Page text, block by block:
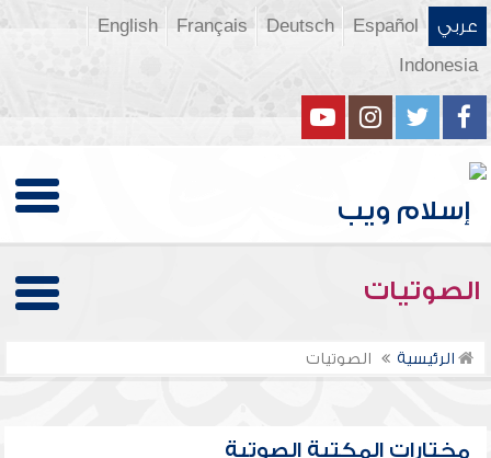
عربي Español
Deutsch
Français
English
Indonesia
الصوتيات
الرئيسية الصوتيات
مختارات المكتبة الصوتية